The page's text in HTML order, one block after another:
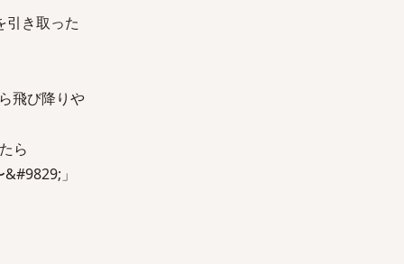
引き取った
飛び降りや
ら
」